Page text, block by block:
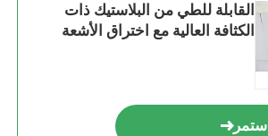
القابلة للطي من البلاستيك ذات
الكثافة العالية مع اختراق الأشعة
استمر